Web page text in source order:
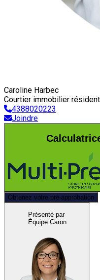
Caroline Harbec
Courtier immobilier
4388020223
Joindre
Obtenez votre pré-approbation
Présenté par
Équipe Caron